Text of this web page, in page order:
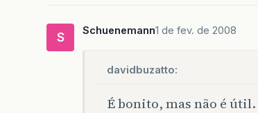
S Schuenemann1 de fev. de 2008
davidbuzatto:
É bonito, mas não é útil.